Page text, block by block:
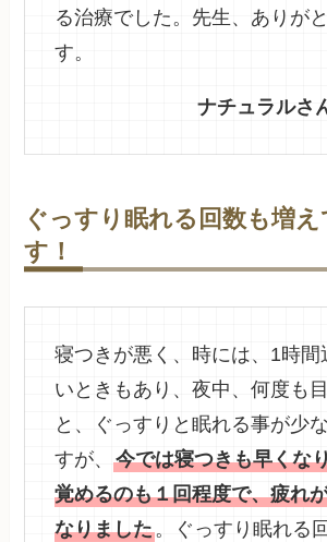
る治療でした。先生、ありが
す。
ナチュラルさ
ぐっすり眠れる回数も増
す！
寝つきが悪く、時には、1時間
いときもあり、夜中、何度も
と、ぐっすりと眠れる事が少
すが、今では寝つきも早くな
覚めるのも１回程度で、疲れ
なりました。ぐっすり眠れる